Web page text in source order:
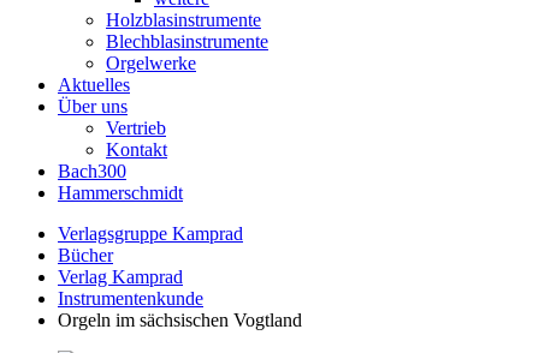
Holzblasinstrumente
Blechblasinstrumente
Orgelwerke
Aktuelles
Über uns
Vertrieb
Kontakt
Bach300
Hammerschmidt
Verlagsgruppe Kamprad
Bücher
Verlag Kamprad
Instrumentenkunde
Orgeln im sächsischen Vogtland